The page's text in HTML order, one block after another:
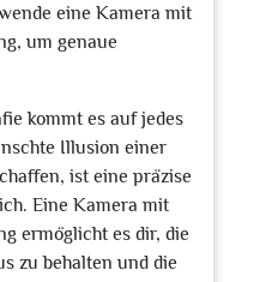
eine Kamera mit
um genaue
kommt es auf jedes
Illusion einer
ist eine präzise
Eine Kamera mit
ermöglicht es dir, die
zu behalten und die